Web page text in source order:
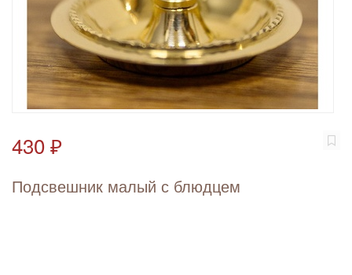
430 ₽
Подсвешник малый с блюдцем